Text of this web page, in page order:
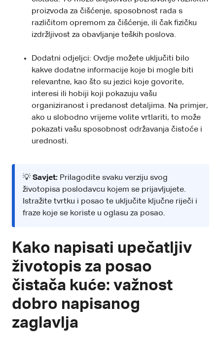
proizvoda za čišćenje, sposobnost rada s
različitom opremom za čišćenje, ili čak fizičku
izdržljivost za obavljanje teških poslova.
Dodatni odjeljci: Ovdje možete uključiti bilo
kakve dodatne informacije koje bi mogle biti
relevantne, kao što su jezici koje govorite,
interesi ili hobiji koji pokazuju vašu
organiziranost i predanost detaljima. Na primjer,
ako u slobodno vrijeme volite vrtlariti, to može
pokazati vašu sposobnost održavanja čistoće i
urednosti.
💡 Savjet: Prilagodite svaku verziju svog
životopisa poslodavcu kojem se prijavljujete.
Istražite tvrtku i posao te uključite ključne riječi i
fraze koje se koriste u oglasu za posao.
Kako napisati upečatljiv
životopis za posao
čistača kuće: važnost
dobro napisanog
zaglavlja